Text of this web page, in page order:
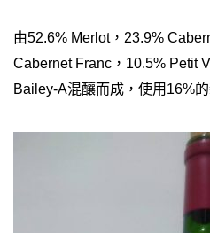
由52.6% Merlot， 23.9%
Cabernet Franc，10.5% Petit
Bailey-A混釀而成，使用16%